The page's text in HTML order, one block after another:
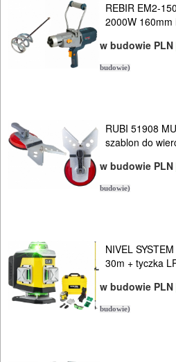
wiertarki
wkrętarki
szlifierki
kątowe
szlifierki
szlifierki
oscylacyjne
szlifierki
REBIR EM2-
2000W 160mm
w budowie PLN
budowie)
RUBI 51908
szablon do
w budowie PLN
budowie)
NIVEL
30m + tyczka
w budowie PLN
budowie)